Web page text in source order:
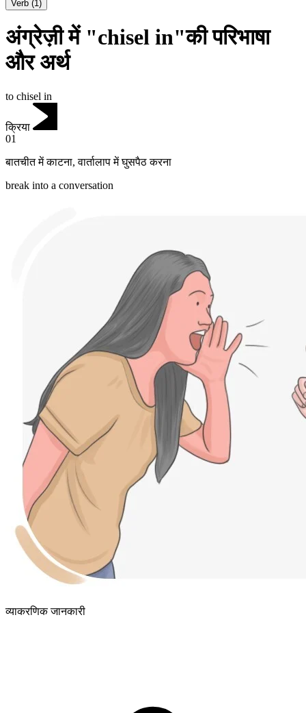
Verb (1)
अंग्रेज़ी में "chisel in"की परिभाषा
और अर्थ
to chisel in
क्रिया
01
बातचीत में काटना,वार्तालाप में घुसपैठ करना
break into a conversation
व्याकरणिक जानकारी